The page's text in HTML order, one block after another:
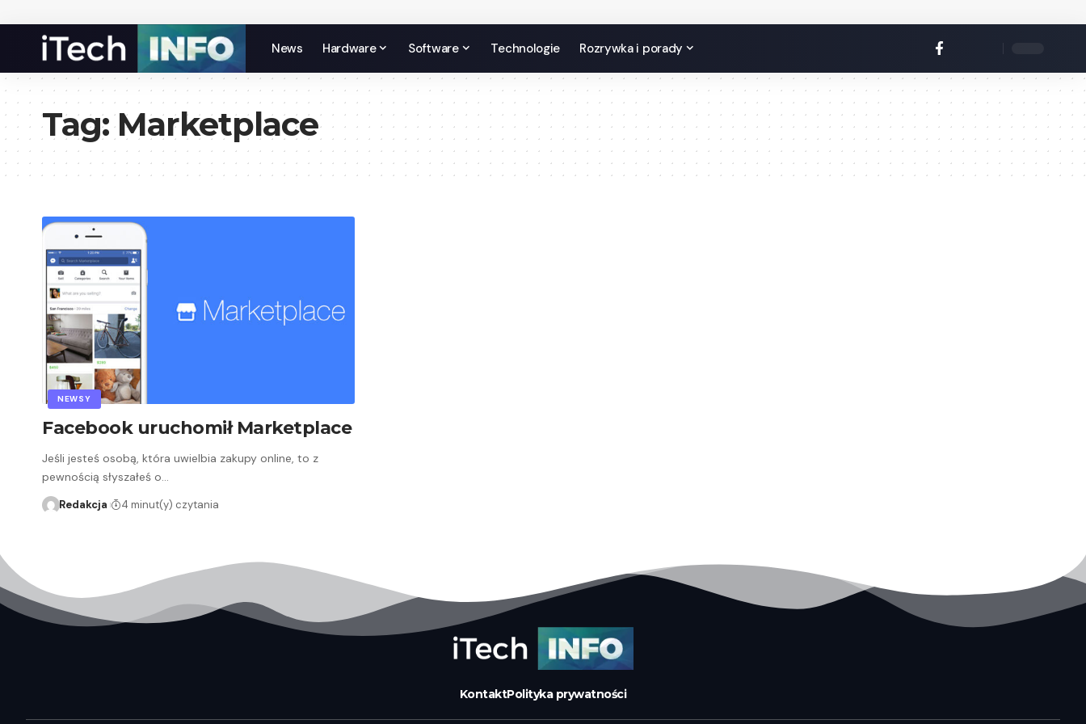
News Hardware Software Technologie Rozrywka i porady
Tag:Marketplace
NEWSY
Facebook uruchomił Marketplace
Jeśli jesteś osobą, która uwielbia zakupy online, to z
pewnością słyszałeś o…
Redakcja 4 minut(y) czytania
KontaktPolityka prywatności